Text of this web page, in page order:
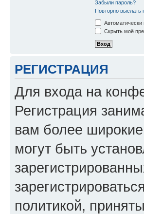
Забыли пароль?
Повторно выслать
Скрыть моё
РЕГИСТРАЦИЯ
Для входа на
Регистрация
вам более
могут быть
политикой,